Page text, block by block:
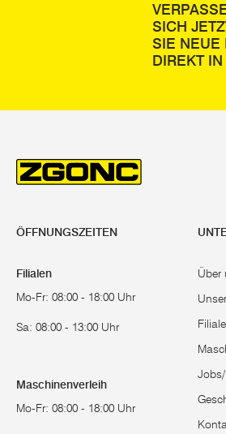
SICH
SIE NEUE
DIREKT
ÖFFNUNGSZEITEN
Filialen
Mo-Fr: 08:00 - 18:00 Uhr
Sa: 08:00 - 13:00 Uhr
Maschinenverleih
Mo-Fr: 08:00 - 18:00 Uhr
Über